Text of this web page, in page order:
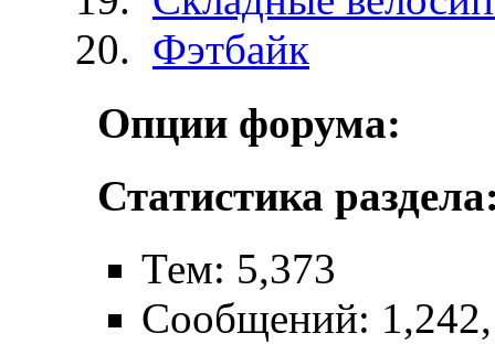
Фэтбайк
Опции форума:
Статистика
Тем: 5,373
Сообщений: